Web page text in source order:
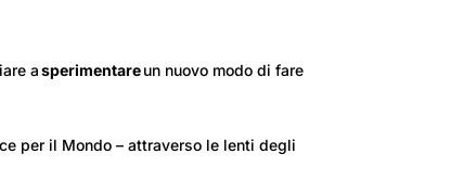
asperimentareun nuovo modo di fare
per il Mondo – attraverso le lenti degli